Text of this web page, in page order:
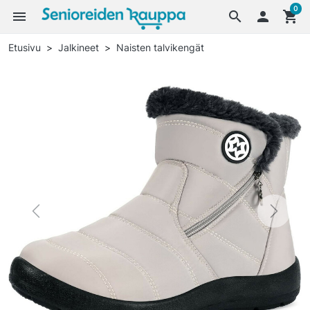
search
menu  shopping_cart
0
Etusivu Jalkineet Naisten talvikengät
Previous Next